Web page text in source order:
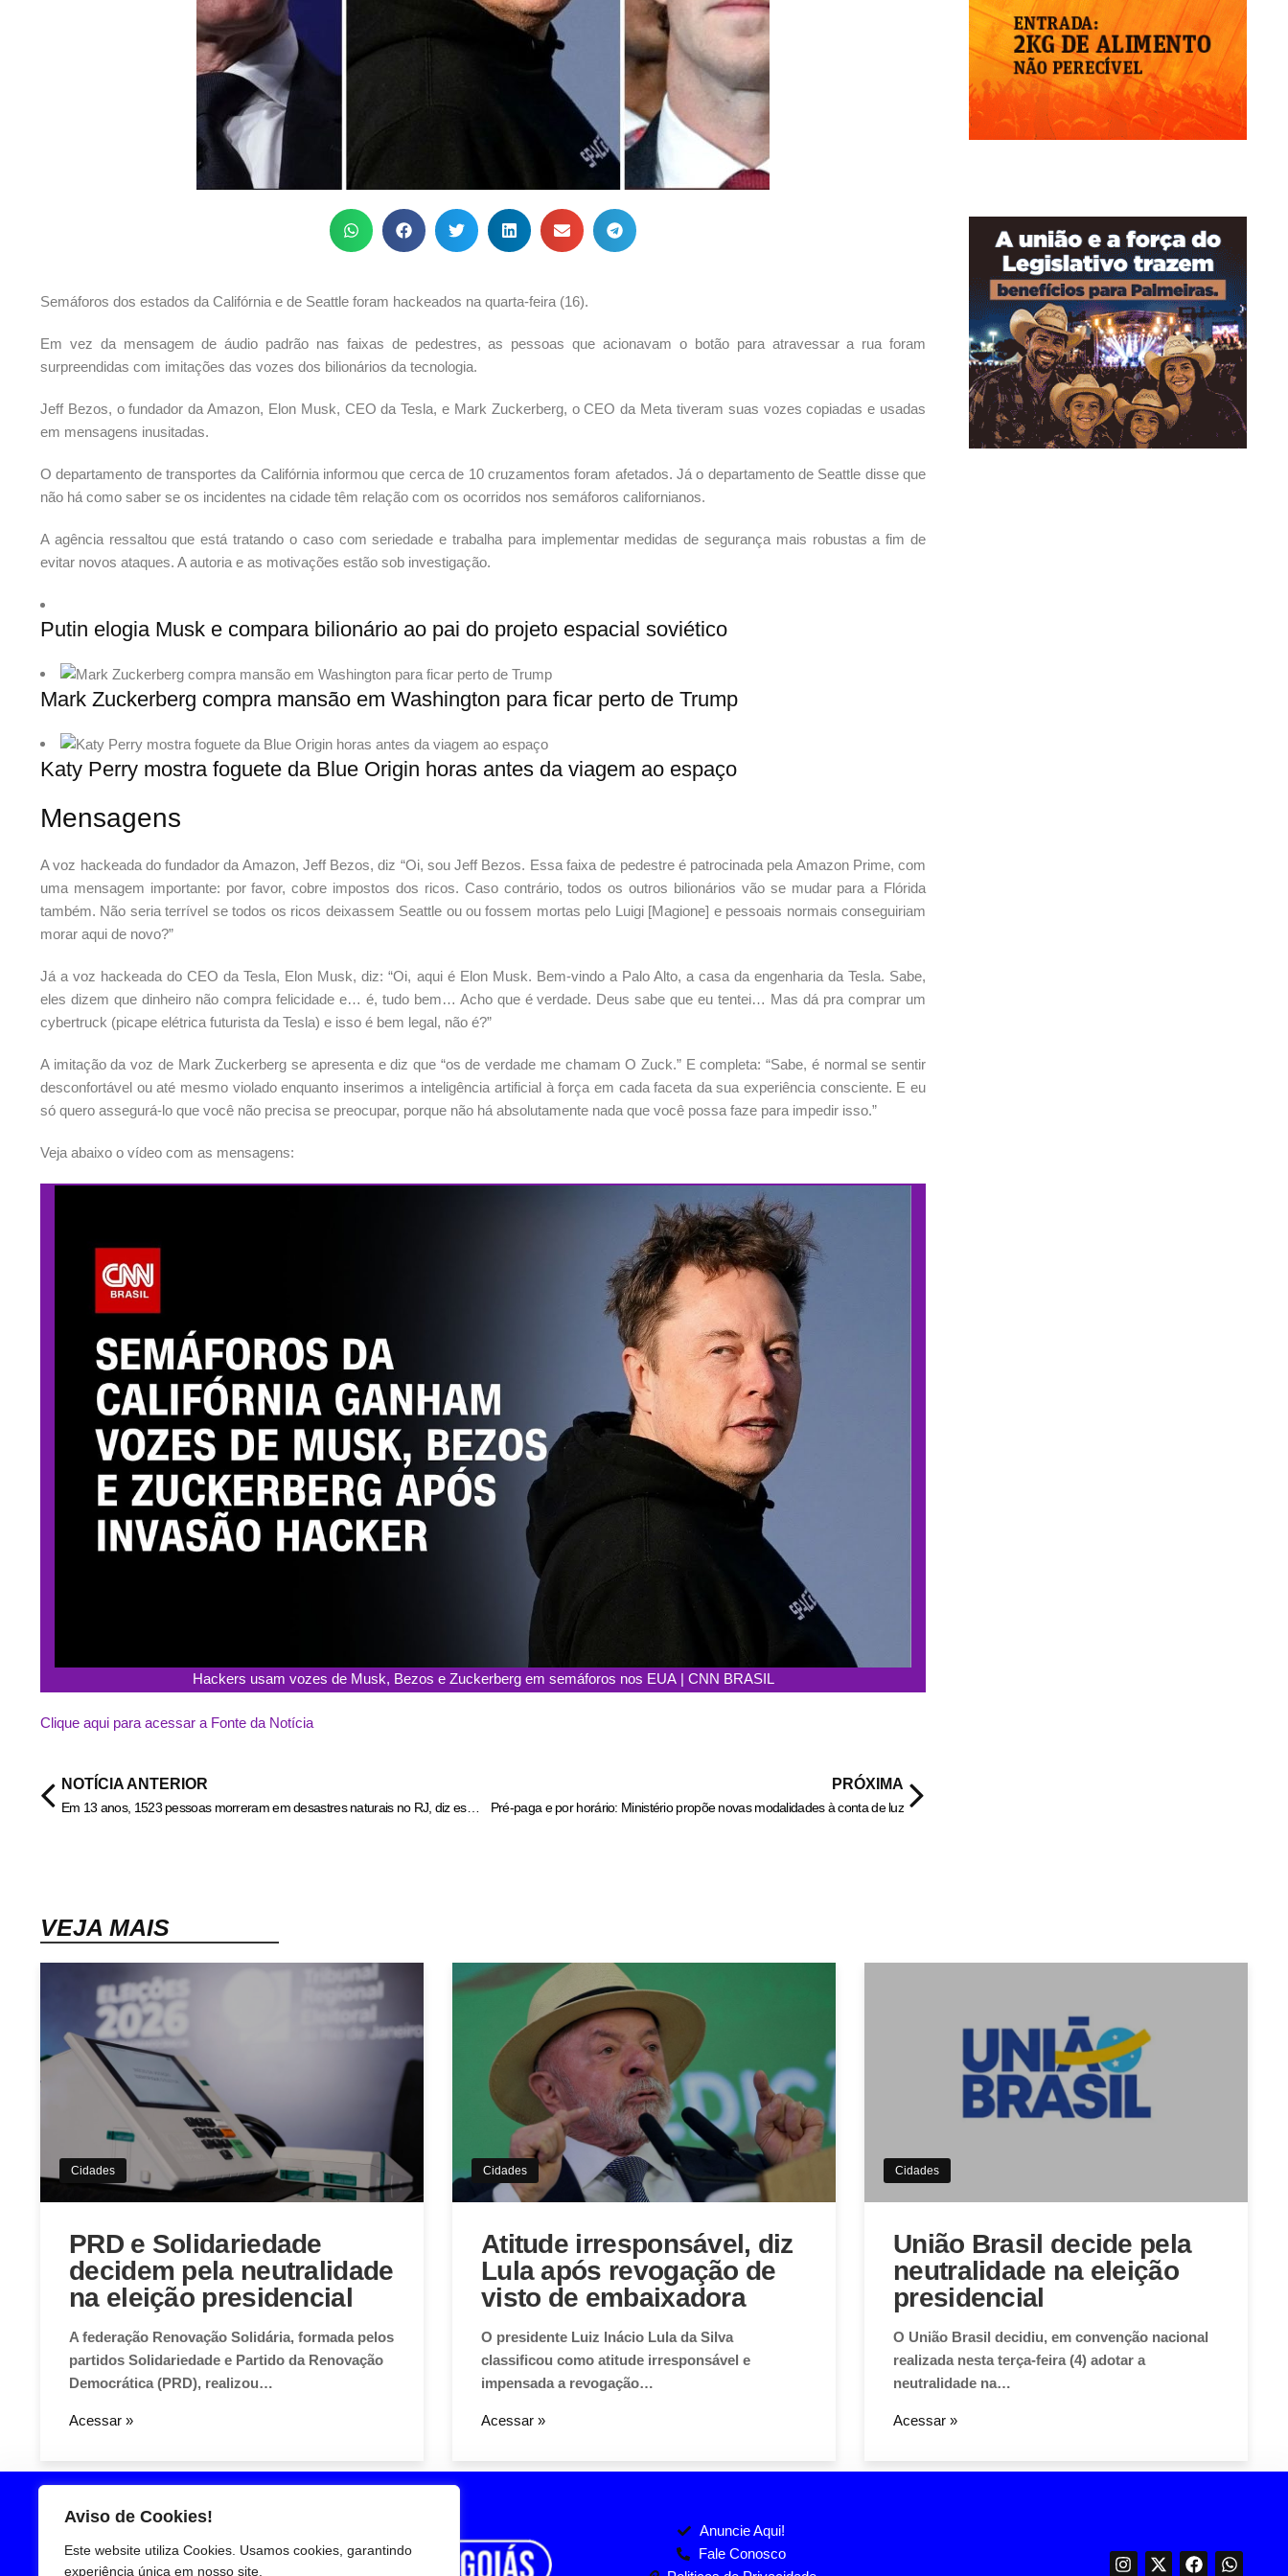
Aviso de Cookies!
Este website utiliza Cookies. Usamos cookies, garantindo
experiência única em nosso site.
Semáforos dos estados da Califórnia e de Seattle foram hackeados na quarta-feira (16).
Em vez da mensagem de áudio padrão nas faixas de pedestres, as pessoas que acionavam o botão para atravessar a rua foram
surpreendidas com imitações das vozes dos bilionários da tecnologia.
Jeff Bezos, o fundador da Amazon, Elon Musk, CEO da Tesla, e Mark Zuckerberg, o CEO da Meta tiveram suas vozes copiadas e usadas
em mensagens inusitadas.
O departamento de transportes da Califórnia informou que cerca de 10 cruzamentos foram afetados. Já o departamento de Seattle disse que
não há como saber se os incidentes na cidade têm relação com os ocorridos nos semáforos californianos.
A agência ressaltou que está tratando o caso com seriedade e trabalha para implementar medidas de segurança mais robustas a fim de
evitar novos ataques. A autoria e as motivações estão sob investigação.
Putin elogia Musk e compara bilionário ao pai do projeto espacial soviético
Mark Zuckerberg compra mansão em Washington para ficar perto de Trump
Katy Perry mostra foguete da Blue Origin horas antes da viagem ao espaço
Mensagens
A voz hackeada do fundador da Amazon, Jeff Bezos, diz “Oi, sou Jeff Bezos. Essa faixa de pedestre é patrocinada pela Amazon Prime, com
uma mensagem importante: por favor, cobre impostos dos ricos. Caso contrário, todos os outros bilionários vão se mudar para a Flórida
também. Não seria terrível se todos os ricos deixassem Seattle ou ou fossem mortas pelo Luigi [Magione] e pessoais normais conseguiriam
morar aqui de novo?”
Já a voz hackeada do CEO da Tesla, Elon Musk, diz: “Oi, aqui é Elon Musk. Bem-vindo a Palo Alto, a casa da engenharia da Tesla. Sabe,
eles dizem que dinheiro não compra felicidade e… é, tudo bem… Acho que é verdade. Deus sabe que eu tentei… Mas dá pra comprar um
cybertruck (picape elétrica futurista da Tesla) e isso é bem legal, não é?”
A imitação da voz de Mark Zuckerberg se apresenta e diz que “os de verdade me chamam O Zuck.” E completa: “Sabe, é normal se sentir
desconfortável ou até mesmo violado enquanto inserimos a inteligência artificial à força em cada faceta da sua experiência consciente. E eu
só quero assegurá-lo que você não precisa se preocupar, porque não há absolutamente nada que você possa faze para impedir isso.”
Veja abaixo o vídeo com as mensagens:
Hackers usam vozes de Musk, Bezos e Zuckerberg em semáforos nos EUA | CNN BRASIL
Clique aqui para acessar a Fonte da Notícia
NOTÍCIA ANTERIOR
Em 13 anos, 1523 pessoas morreram em desastres naturais no RJ, diz estudo
PRÓXIMA
Pré-paga e por horário: Ministério propõe novas modalidades à conta de luz
VEJA MAIS
Cidades
PRD e Solidariedade
decidem pela neutralidade
na eleição presidencial
A federação Renovação Solidária, formada pelos
partidos Solidariedade e Partido da Renovação
Democrática (PRD), realizou…
Acessar »
Cidades
Atitude irresponsável, diz
Lula após revogação de
visto de embaixadora
O presidente Luiz Inácio Lula da Silva
classificou como atitude irresponsável e
impensada a revogação…
Acessar »
Cidades
União Brasil decide pela
neutralidade na eleição
presidencial
O União Brasil decidiu, em convenção nacional
realizada nesta terça-feira (4) adotar a
neutralidade na…
Acessar »
Anuncie Aqui!
Fale Conosco